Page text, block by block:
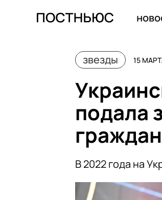
звезды 15
подала
В 2022 года на